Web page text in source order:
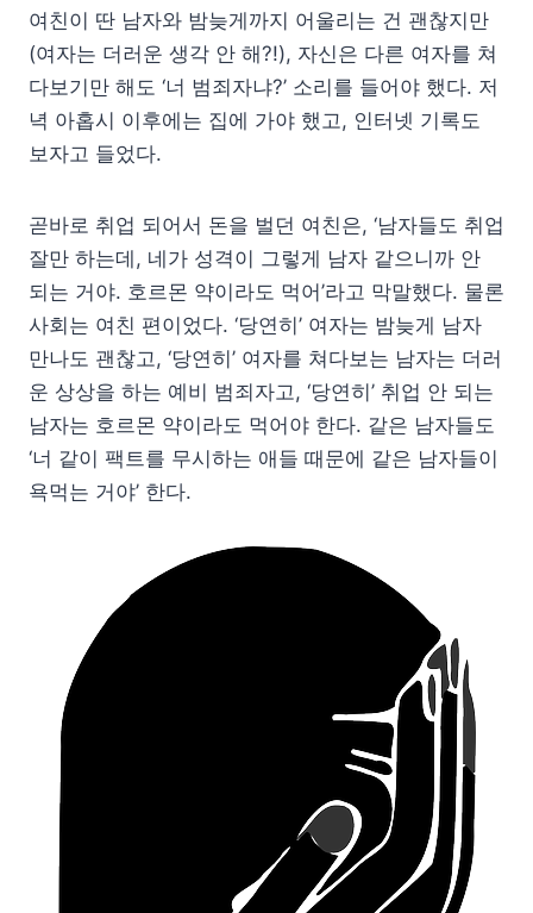
여친이 딴 남자와 밤늦게까지 어울리는 건 괜찮지만
(여자는 더러운 생각 안 해?!), 자신은 다른 여자를 쳐
다보기만 해도 ‘너 범죄자냐?’ 소리를 들어야 했다. 저
녁 아홉시 이후에는 집에 가야 했고, 인터넷 기록도
보자고 들었다.
곧바로 취업 되어서 돈을 벌던 여친은, ‘남자들도 취업
잘만 하는데, 네가 성격이 그렇게 남자 같으니까 안
되는 거야. 호르몬 약이라도 먹어’라고 막말했다. 물론
사회는 여친 편이었다. ‘당연히’ 여자는 밤늦게 남자
만나도 괜찮고, ‘당연히’ 여자를 쳐다보는 남자는 더러
운 상상을 하는 예비 범죄자고, ‘당연히’ 취업 안 되는
남자는 호르몬 약이라도 먹어야 한다. 같은 남자들도
‘너 같이 팩트를 무시하는 애들 때문에 같은 남자들이
욕먹는 거야’ 한다.